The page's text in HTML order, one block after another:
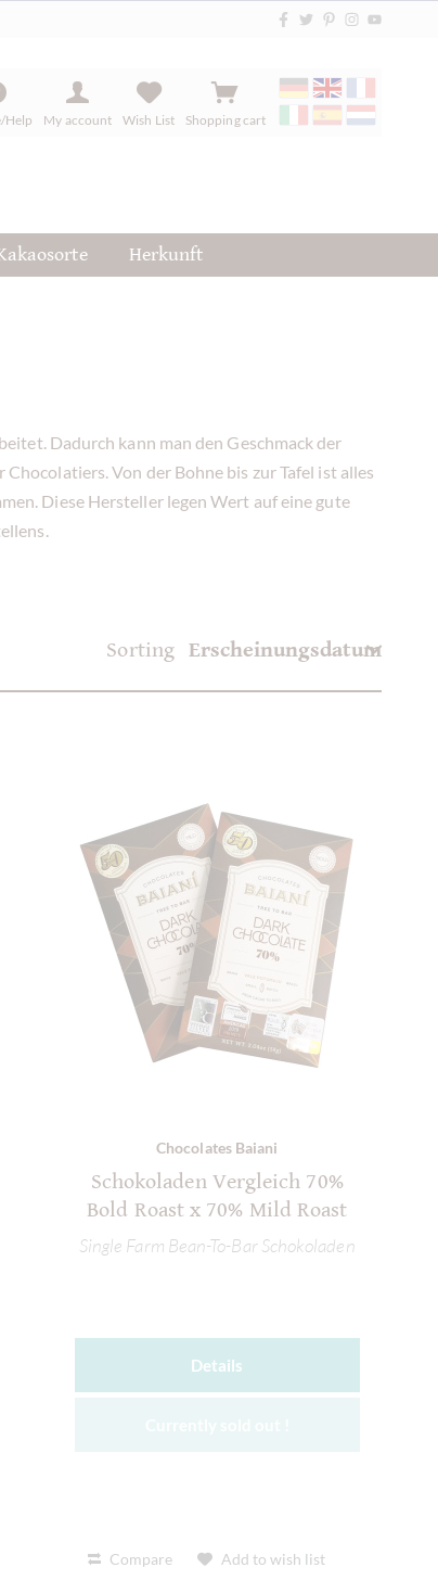
Help My account Wish List Shopping cart
Herkunft
Dadurch kann man den Geschmack der
Von der Bohne bis zur Tafel ist alles
Diese Hersteller legen Wert auf eine gute
Sorting
Chocolates Baiani
Schokoladen Vergleich 70%
Bold Roast x 70% Mild Roast
Single Farm Bean-To-Bar Schokoladen
Details
Compare Add to wish list